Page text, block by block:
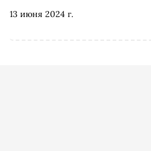
13 июня 2024 г.
Интервью «Сноба» — первый